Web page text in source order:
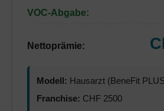
VOC-Abgabe:
Nettoprämie:
Modell: Hausarzt (BeneFit
Franchise: CHF 2500